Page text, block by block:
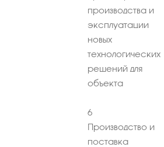
производства и
эксплуатации
новых
технологических
решений для
объекта
6
Производство и
поставка